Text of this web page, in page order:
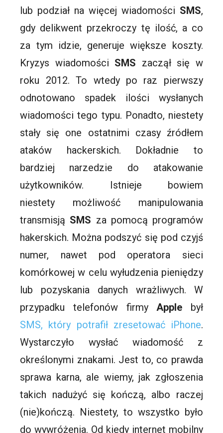
lub podział na więcej wiadomości SMS,
gdy delikwent przekroczy tę ilość, a co
za tym idzie, generuje większe koszty.
Kryzys wiadomości SMS zaczął się w
roku 2012. To wtedy po raz pierwszy
odnotowano spadek ilości wysłanych
wiadomości tego typu. Ponadto, niestety
stały się one ostatnimi czasy źródłem
ataków hackerskich. Dokładnie to
bardziej narzedzie do atakowanie
użytkowników. Istnieje bowiem
niestety możliwość manipulowania
transmisją SMS za pomocą programów
hakerskich. Można podszyć się pod czyjś
numer, nawet pod operatora sieci
komórkowej w celu wyłudzenia pieniędzy
lub pozyskania danych wrażliwych. W
przypadku telefonów firmy Apple był
SMS, który potrafił zresetować iPhone.
Wystarczyło wysłać wiadomość z
określonymi znakami. Jest to, co prawda
sprawa karna, ale wiemy, jak zgłoszenia
takich nadużyć się kończą, albo raczej
(nie)kończą. Niestety, to wszystko było
do wywróżenia. Od kiedy internet mobilny